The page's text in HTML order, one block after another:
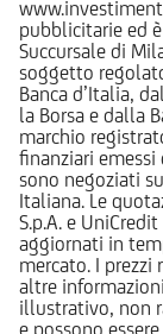
pubblicitarie ed
Succursale di
soggetto
Banca d’Italia,
la Borsa e dalla
marchio
finanziari emessi
sono negoziati
Italiana. Le
S.p.A. e
aggiornati in
mercato. I
altre
illustrativo, non
e possono